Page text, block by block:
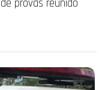
provas reunido